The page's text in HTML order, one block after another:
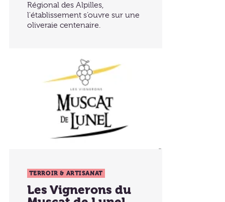
Régional des Alpilles,
l'établissement s’ouvre sur une
oliveraie centenaire.
TERROIR & ARTISANAT
Les Vignerons du